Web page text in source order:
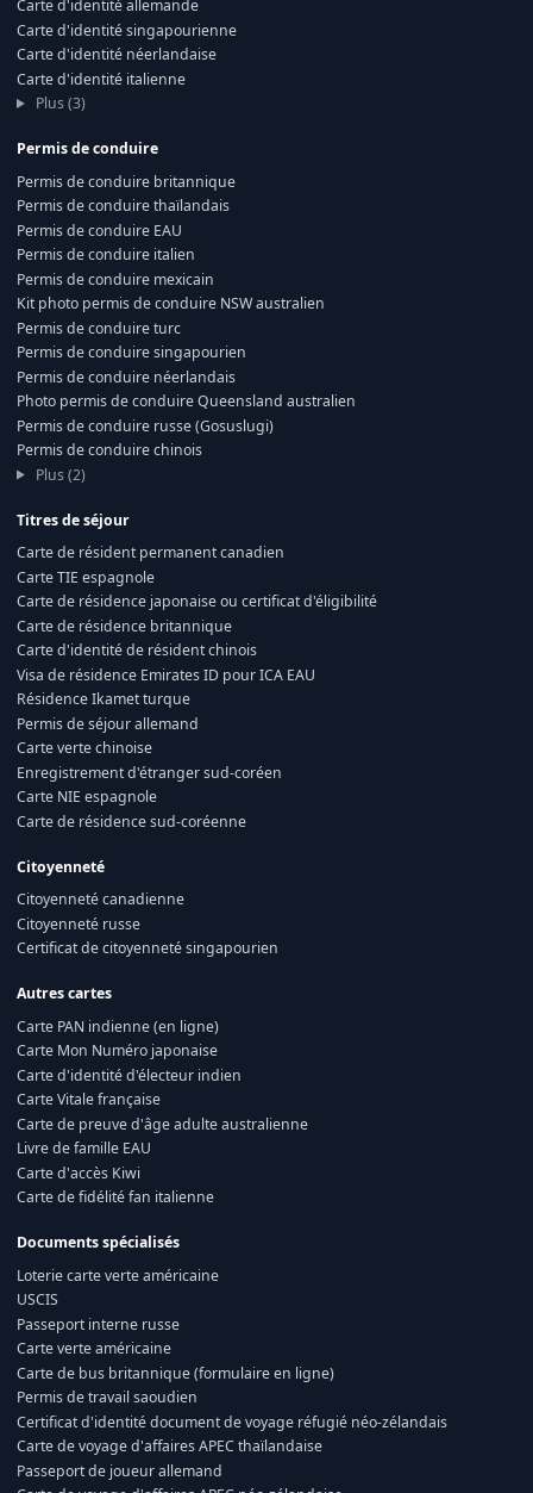
Carte d'identité allemande
Carte d'identité singapourienne
Carte d'identité néerlandaise
Carte d'identité italienne
Plus (3)
Permis de conduire
Permis de conduire britannique
Permis de conduire thaïlandais
Permis de conduire EAU
Permis de conduire italien
Permis de conduire mexicain
Kit photo permis de conduire NSW australien
Permis de conduire turc
Permis de conduire singapourien
Permis de conduire néerlandais
Photo permis de conduire Queensland australien
Permis de conduire russe (Gosuslugi)
Permis de conduire chinois
Plus (2)
Titres de séjour
Carte de résident permanent canadien
Carte TIE espagnole
Carte de résidence japonaise ou certificat d'éligibilité
Carte de résidence britannique
Carte d'identité de résident chinois
Visa de résidence Emirates ID pour ICA EAU
Résidence Ikamet turque
Permis de séjour allemand
Carte verte chinoise
Enregistrement d'étranger sud-coréen
Carte NIE espagnole
Carte de résidence sud-coréenne
Citoyenneté
Citoyenneté canadienne
Citoyenneté russe
Certificat de citoyenneté singapourien
Autres cartes
Carte PAN indienne (en ligne)
Carte Mon Numéro japonaise
Carte d'identité d'électeur indien
Carte Vitale française
Carte de preuve d'âge adulte australienne
Livre de famille EAU
Carte d'accès Kiwi
Carte de fidélité fan italienne
Documents spécialisés
Loterie carte verte américaine
USCIS
Passeport interne russe
Carte verte américaine
Carte de bus britannique (formulaire en ligne)
Permis de travail saoudien
Certificat d'identité document de voyage réfugié néo-zélandais
Carte de voyage d'affaires APEC thaïlandaise
Passeport de joueur allemand